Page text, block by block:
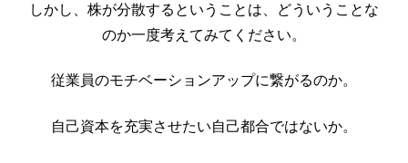
しかし、株が分散するということは、どういうことな
のか一度考えてみてください。
従業員のモチベーションアップに繋がるのか。
自己資本を充実させたい自己都合ではないか。